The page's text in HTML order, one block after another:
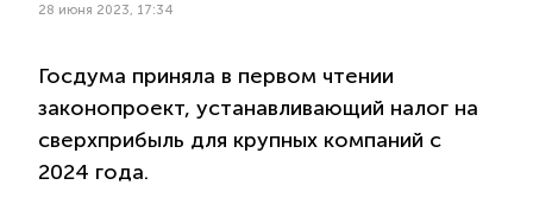
28 июня 2023, 17:34
Госдума приняла в первом чтении
законопроект, устанавливающий налог на
сверхприбыль для крупных компаний с
2024 года.